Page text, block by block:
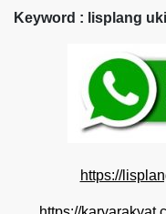
Keyword : lisplang
https://